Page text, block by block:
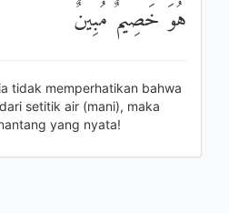
هُوَ خَصِيمٌ مُبِينٌ
tidak memperhatikan bahwa
setitik air (mani), maka
yang nyata!